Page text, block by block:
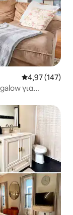
Μέση
4,97 (147)
για